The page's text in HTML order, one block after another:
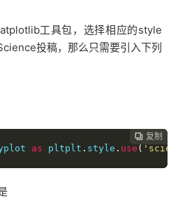
工具包，选择相应的style
投稿，那么只需要引入下列
 复制
as pltplt . style . use (